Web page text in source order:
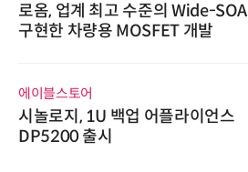
로옴, 업계 최고 수준의 Wide-SOA
구현한 차량용 MOSFET 개발
에이블스토어
시놀로지, 1U 백업 어플라이언스
DP5200 출시